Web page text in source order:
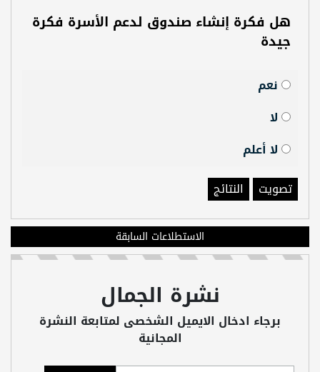
هل فكرة إنشاء صندوق لدعم الأسرة فكرة
جيدة
نعم
لا
لا أعلم
تصويت
النتائج
الاستطلاعات السابقة
نشرة الجمال
برجاء ادخال الايميل الشخصى لمتابعة النشرة
المجانية